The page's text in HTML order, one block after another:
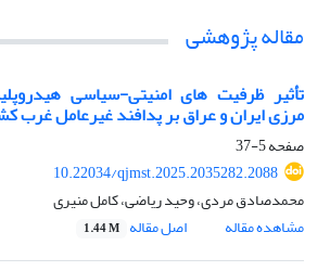
مقاله پژوهشی
تأثیر ظرفیت های امنیتی-سیاسی
مرزی ایران و عراق بر پدافند غیرعامل غرب
صفحه5-37
10.22034/qjmst.2025.2035282.2088
محمدصادق مردی، وحید ریاضی، کامل منیری
مشاهده مقاله
اصل مقاله 1.44 M